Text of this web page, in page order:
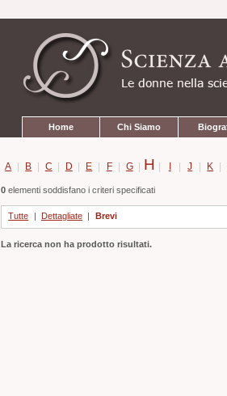
contenuti.
navigazione
Home Chi Siamo
A | B | C | D | E | F | G | H | I | J | K |
0elementi soddisfano i criteri specificati
Tutte Dettagliate Brevi
La ricerca non ha prodotto risultati.